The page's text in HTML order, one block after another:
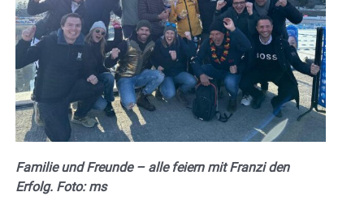
Familie und Freunde – alle feiern mit Franzi den
Erfolg. Foto: ms